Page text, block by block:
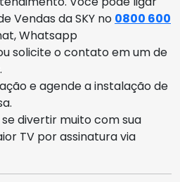
Vendas da SKY no 0800 600
Whatsapp
solicite o contato em um de
e agende a instalação de
divertir muito com sua
TV por assinatura via